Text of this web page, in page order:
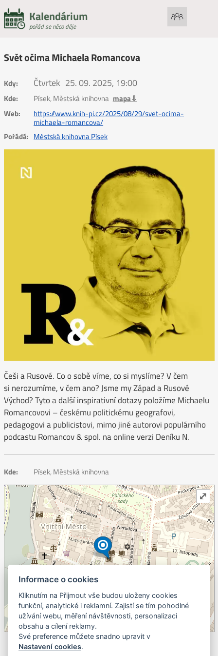
Kalendárium
pořád se něco děje
Svět očima Michaela Romancova
Kdy: Čtvrtek 25. 09. 2025, 19:00
Kde: Písek, Městská knihovna mapa⇩
Web:
https://www.knih-pi.cz/2025/08/29/svet-ocima-
michaela-romancova/
Pořádá: Městská knihovna Písek
Češi a Rusové. Co o sobě víme, co si myslíme? V čem
si nerozumíme, v čem ano? Jsme my Západ a Rusové
Východ? Tyto a další inspirativní dotazy položíme Michaelu
Romancovovi – českému politickému geografovi,
pedagogovi a publicistovi, mimo jiné autorovi populárního
podcastu Romancov & spol. na online verzi Deníku N.
Kde: Písek, Městská knihovna
©OpenStreetMapcontributors.
⤢
Informace o cookies
Kliknutím na Přijmout vše budou uloženy cookies
funkční, analytické i reklamní. Zajistí se tím pohodlné
užívání webu, měření návštěvnosti, personalizaci
obsahu a cílení reklamy.
Své preference můžete snadno upravit v
Nastavení cookies.